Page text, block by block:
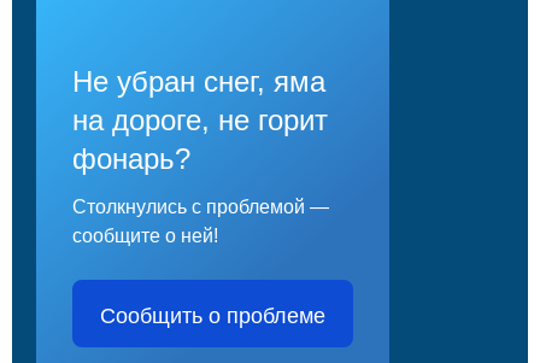
Не убран снег, яма
на дороге, не горит
фонарь?
Столкнулись с проблемой —
сообщите о ней!
Сообщить о проблеме